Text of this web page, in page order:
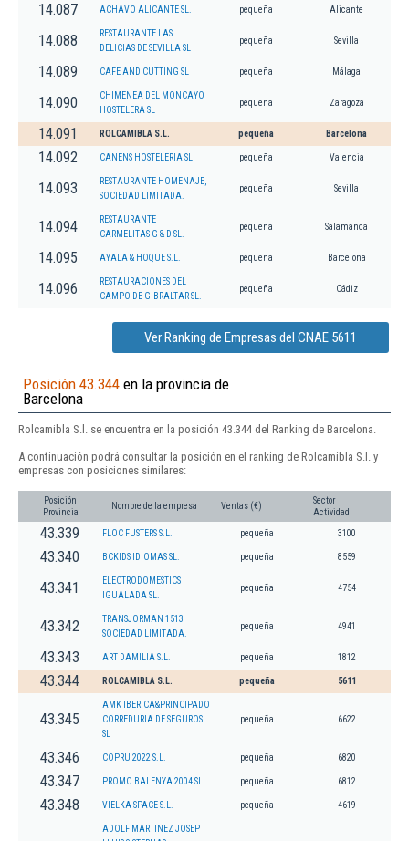
14.087 ACHAVO ALICANTE SL. pequeña Alicante
14.088
RESTAURANTE LAS
DELICIAS DE SEVILLA SL
pequeña Sevilla
14.089 CAFE AND CUTTING SL pequeña Málaga
14.090
CHIMENEA DEL MONCAYO
HOSTELERA SL
pequeña Zaragoza
14.091 ROLCAMIBLA S.L. pequeña Barcelona
14.092 CANENS HOSTELERIA SL pequeña Valencia
14.093
RESTAURANTE HOMENAJE,
SOCIEDAD LIMITADA.
pequeña Sevilla
14.094
RESTAURANTE
CARMELITAS G & D SL.
pequeña Salamanca
14.095 AYALA & HOQUE S.L. pequeña Barcelona
14.096
RESTAURACIONES DEL
CAMPO DE GIBRALTAR SL.
pequeña Cádiz
Ver Ranking de Empresas del CNAE 5611
Posición 43.344 en la provincia de
Barcelona
Rolcamibla S.l. se encuentra en la posición 43.344 del Ranking de Barcelona.
A continuación podrá consultar la posición en el ranking de Rolcamibla S.l. y
empresas con posiciones similares:
Posición
Provincia
Nombre de la empresa Ventas (€)
Sector
Actividad
43.339 FLOC FUSTERS S.L. pequeña 3100
43.340 BCKIDS IDIOMAS SL. pequeña 8559
43.341
ELECTRODOMESTICS
IGUALADA SL.
pequeña 4754
43.342
TRANSJORMAN 1513
SOCIEDAD LIMITADA.
pequeña 4941
43.343 ART DAMILIA S.L. pequeña 1812
43.344 ROLCAMIBLA S.L. pequeña 5611
43.345
AMK IBERICA&PRINCIPADO
CORREDURIA DE SEGUROS
SL
pequeña 6622
43.346 COPRU 2022 S.L. pequeña 6820
43.347 PROMO BALENYA 2004 SL pequeña 6812
43.348 VIELKA SPACE S.L. pequeña 4619
ADOLF MARTINEZ JOSEP